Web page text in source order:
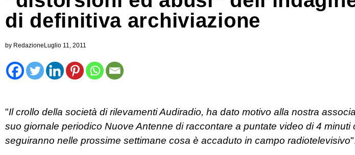
di definitiva archiviazione
by Redazione Luglio 11, 2011
"Il crollo della società di rilevamenti Audiradio, ha dato motivo alla nostra
suo giornale periodico Nuove Antenne di raccontare a puntate video di 4 minuti
seguiranno nelle prossime settimane cosa è accaduto in campo radiotelevisivo